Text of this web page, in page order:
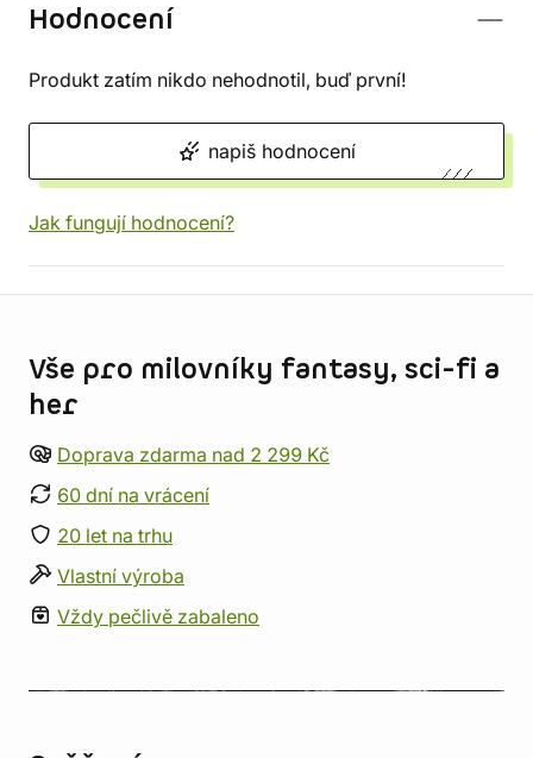
Hodnocení
Produkt zatím nikdo nehodnotil, buď první!
napiš hodnocení
Jak fungují hodnocení?
Vše pro milovníky fantasy, sci-fi a
her
Doprava zdarma nad 2 299 Kč
60 dní na vrácení
20 let na trhu
Vlastní výroba
Vždy pečlivě zabaleno